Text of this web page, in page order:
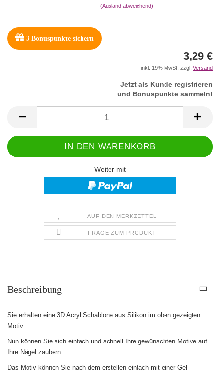
(Ausland abweichend)
3 Bonuspunkte sichern
3,29 €
inkl. 19% MwSt. zzgl. Versand
Jetzt als Kunde registrieren
und Bonuspunkte sammeln!
Weiter mit
AUF DEN MERKZETTEL
FRAGE ZUM PRODUKT
Beschreibung
Sie erhalten eine 3D Acryl Schablone aus Silikon im oben gezeigten
Motiv.
Nun können Sie sich einfach und schnell Ihre gewünschten Motive auf
Ihre Nägel zaubern.
Das Motiv können Sie nach dem erstellen einfach mit einer Gel